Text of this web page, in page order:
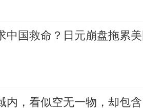
中国救命？日元崩盘拖累
内，看似空无一物，却包